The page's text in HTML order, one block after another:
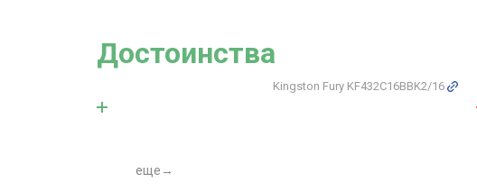
Достоинства
Kingston Fury KF432C16BBK2/16
еще→